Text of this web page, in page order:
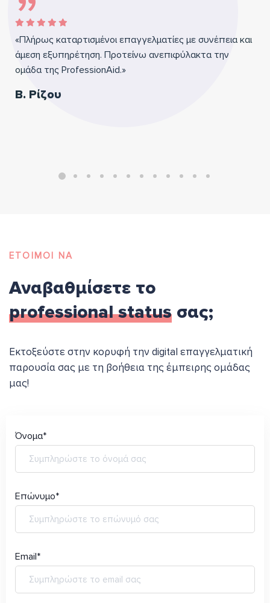
«Πλήρως καταρτισμένοι επαγγελματίες με συνέπεια και
άμεση εξυπηρέτηση. Προτείνω ανεπιφύλακτα την
ομάδα της ProfessionAid.»
Β. Ρίζου
ΕΤΟΙΜΟΙ ΝΑ
Αναβαθμίσετε το
professional status σας;
Εκτοξεύστε στην κορυφή την digital επαγγελματική
παρουσία σας με τη βοήθεια της έμπειρης ομάδας
μας!
Όνομα*
Επώνυμο*
Email*